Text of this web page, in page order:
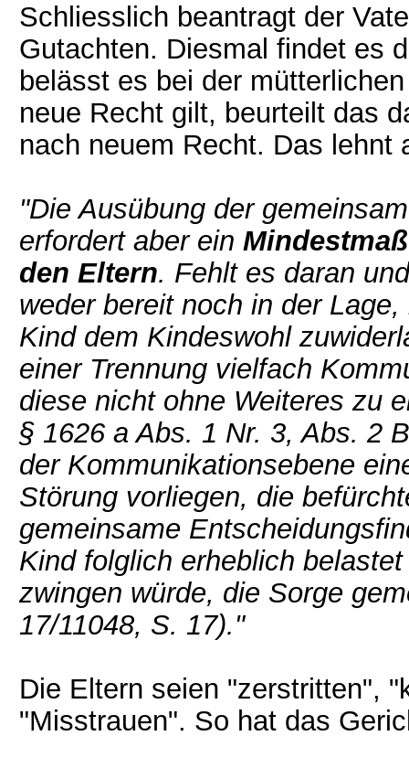
Schliesslich beantragt der
Gutachten. Diesmal findet es
belässt es bei der
neue Recht gilt, beurteilt das
nach neuem Recht. Das lehnt
"Die Ausübung der
erfordert aber ein
den Eltern. Fehlt es daran
weder bereit noch in der
Kind dem Kindeswohl
einer Trennung vielfach
diese nicht ohne Weiteres zu
§ 1626 a Abs. 1 Nr. 3, Abs. 2
der Kommunikationsebene
Störung vorliegen, die
gemeinsame
Kind folglich erheblich
zwingen würde, die Sorge
17/11048, S. 17)."
Die Eltern seien "zerstritten",
"Misstrauen". So hat das